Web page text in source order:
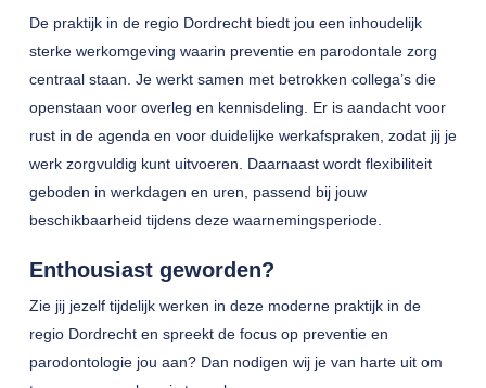
De praktijk in de regio Dordrecht biedt jou een inhoudelijk
sterke werkomgeving waarin preventie en parodontale zorg
centraal staan. Je werkt samen met betrokken collega’s die
openstaan voor overleg en kennisdeling. Er is aandacht voor
rust in de agenda en voor duidelijke werkafspraken, zodat jij je
werk zorgvuldig kunt uitvoeren. Daarnaast wordt flexibiliteit
geboden in werkdagen en uren, passend bij jouw
beschikbaarheid tijdens deze waarnemingsperiode.
Enthousiast geworden?
Zie jij jezelf tijdelijk werken in deze moderne praktijk in de
regio Dordrecht en spreekt de focus op preventie en
parodontologie jou aan? Dan nodigen wij je van harte uit om